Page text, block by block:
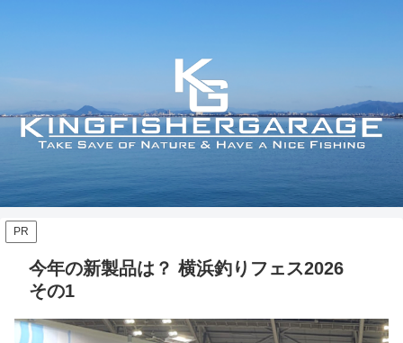
PR
今年の新製品は？ 横浜釣りフェス2026
その1